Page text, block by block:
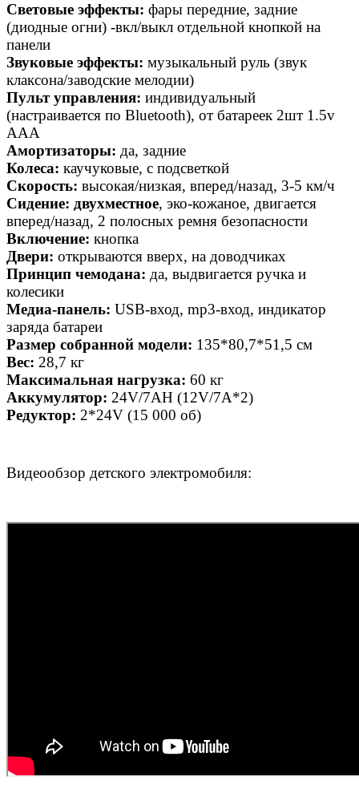
Световые эффекты: фары передние, задние
(диодные огни) -вкл/выкл отдельной кнопкой на
панели
Звуковые эффекты: музыкальный руль (звук
клаксона/заводские мелодии)
Пульт управления: индивидуальный
(настраивается по Bluetooth), от батареек 2шт 1.5v
AAA
Амортизаторы: да, задние
Колеса: каучуковые, с подсветкой
Скорость: высокая/низкая, вперед/назад, 3-5 км/ч
Сидение: двухместное, эко-кожаное, двигается
вперед/назад, 2 полосных ремня безопасности
Включение: кнопка
Двери: открываются вверх, на доводчиках
Принцип чемодана: да, выдвигается ручка и
колесики
Медиа-панель: USB-вход, mp3-вход, индикатор
заряда батареи
Размер собранной модели: 135*80,7*51,5 см
Вес: 28,7 кг
Максимальная нагрузка: 60 кг
Аккумулятор: 24V/7АН (12V/7A*2)
Редуктор: 2*24V (15 000 об)
Видеообзор детского электромобиля: